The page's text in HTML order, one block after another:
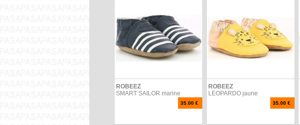
ROBEEZ
SMART SAILOR marine
35.00 €
ROBEEZ
LEOPARDO jaune
35.00 €